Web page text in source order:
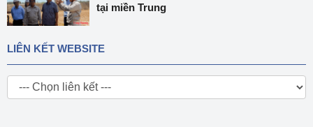
tại miền Trung
LIÊN KẾT WEBSITE